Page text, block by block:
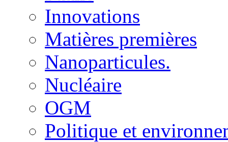
Innovations
Matières premières
Nanoparticules.
Nucléaire
OGM
Politique et